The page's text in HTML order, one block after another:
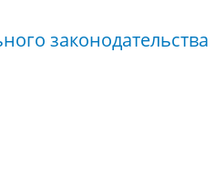
законодательства